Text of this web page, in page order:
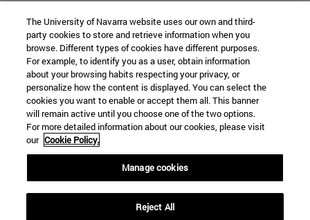
The University of Navarra website uses our own and third-
party cookies to store and retrieve information when you
browse. Different types of cookies have different purposes.
For example, to identify you as a user, obtain information
about your browsing habits respecting your privacy, or
personalize how the content is displayed. You can select the
cookies you want to enable or accept them all. This banner
will remain active until you choose one of the two options.
For more detailed information about our cookies, please visit
our Cookie Policy.
Manage cookies
Reject All